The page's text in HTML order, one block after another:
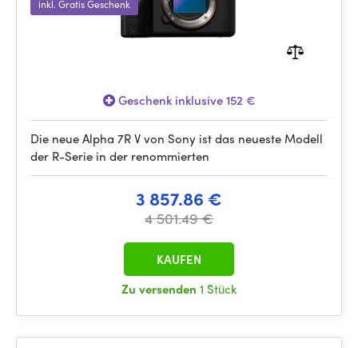
inkl. Gratis Geschenk
Geschenk inklusive 152 €
Die neue Alpha 7R V von Sony ist das neueste Modell
der R-Serie in der renommierten
3 857.86 €
4 501.49 €
Zu versenden 1 Stück
KAUFEN